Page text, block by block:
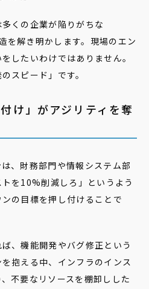
くの企業が陥りがちな
を解き明かします。現場のエン
したいわけではありません。
スピード」です。
け」がアジリティを奪
、財務部門や情報システム部
を10%削減しろ」というよう
の目標を押し付けることで
、機能開発やバグ修正という
抱える中、インフラのインス
不要なリソースを棚卸しした